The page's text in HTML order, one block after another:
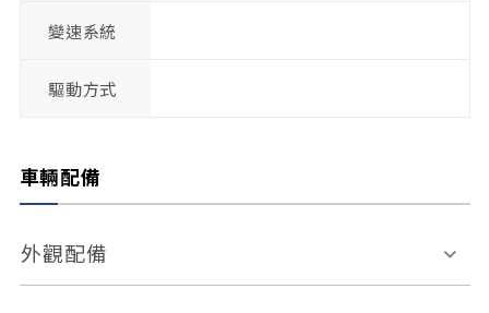
變速系統
驅動方式
車輛配備
外觀配備